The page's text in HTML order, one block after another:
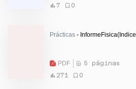
7
0
Prácticas -
PDF
5 páginas
271
0